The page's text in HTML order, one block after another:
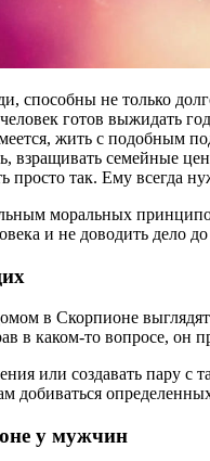
способны не только
готов выжидать
жить с подобным
взращивать семейные
просто так. Ему всегда
моральных
и не доводить дело
в Скорпионе
в каком-то вопросе, он
или создавать пару с
добиваться
у мужчин